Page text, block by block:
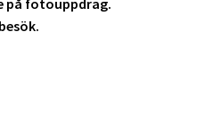
på fotouppdrag.